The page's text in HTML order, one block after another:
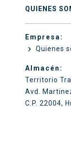
QUIENES
Empresa:
 Quienes
Almacén:
Territorio
Avd.
C.P. 22004,